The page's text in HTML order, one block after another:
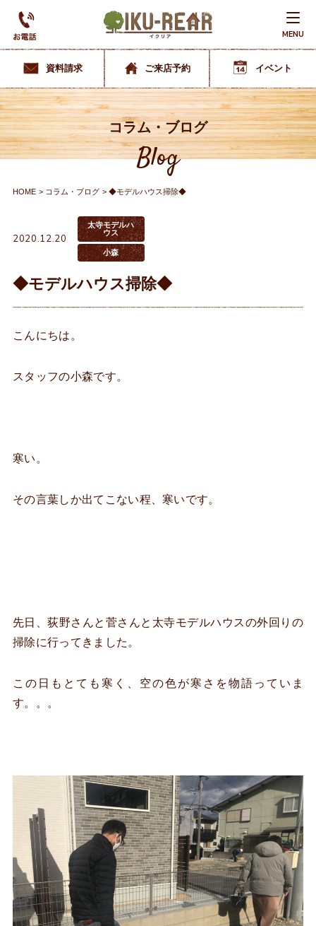
MENU
資料請求 ご来店予約 イベント
コラム・ブログ
Blog
HOME コラム・ブログ ◆モデルハウス掃除◆
2020.12.20
太寺モデルハ
ウス
小森
◆モデルハウス掃除◆
こんにちは。
スタッフの小森です。
寒い。
その言葉しか出てこない程、寒いです。
先日、荻野さんと菅さんと太寺モデルハウスの外回りの
掃除に行ってきました。
この日もとても寒く、空の色が寒さを物語っていま
す。。。